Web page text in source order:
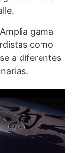
gama
como
a diferentes